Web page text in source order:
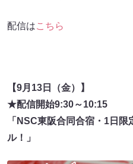
配信はこちら
【9月13日（金）】
★配信開始9:30～10:15
「NSC東阪合同合宿・1日
ル！」